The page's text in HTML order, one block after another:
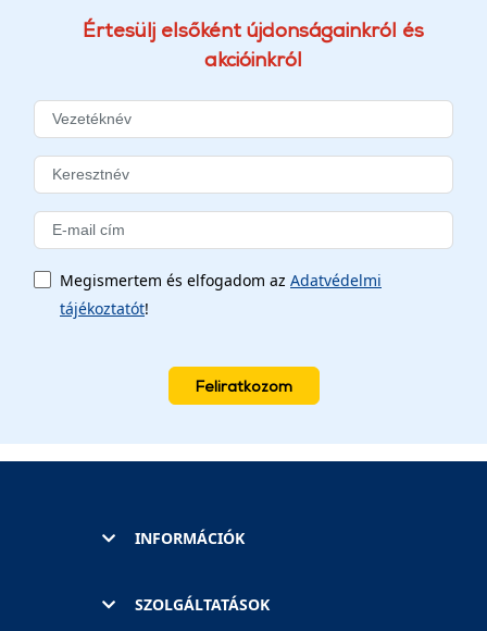
Értesülj elsőként újdonságainkról és
akcióinkról
Megismertem és elfogadom az Adatvédelmi
tájékoztatót!
Feliratkozom
INFORMÁCIÓK
SZOLGÁLTATÁSOK